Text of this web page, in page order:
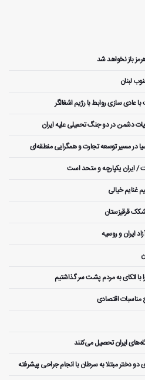
باز نخواهد شد
لبنان
عادی سازی روابط با رژیم اشغالگر
دشمن در دو جنگ تحمیلی علیه ایران
در مسیر توسعه تجارت و همگرایی منطقه‌ای
/ ایران یکپارچه و متحد است
غنایم خیالی
قرقیزستان
ایران و روسیه
اتکای به مردم پشت سر گذاشتیم
مناسبات اقتصادی
دختر مبتلا به سرطان با انجام جراحی پیشرفته